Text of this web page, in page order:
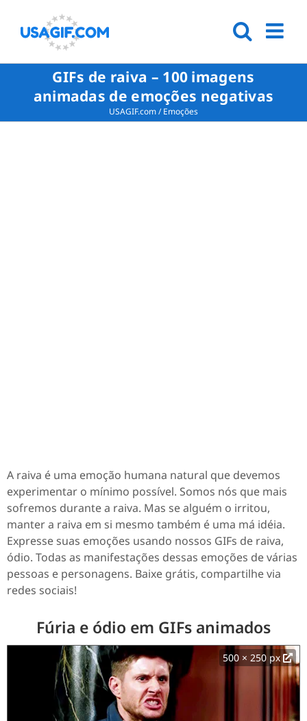
GIFs de raiva – 100 imagens
animadas de emoções negativas
USAGIF.com/Emoções
A raiva é uma emoção humana natural que devemos
experimentar o mínimo possível. Somos nós que mais
sofremos durante a raiva. Mas se alguém o irritou,
manter a raiva em si mesmo também é uma má idéia.
Expresse suas emoções usando nossos GIFs de raiva,
ódio. Todas as manifestações dessas emoções de várias
pessoas e personagens. Baixe grátis, compartilhe via
redes sociais!
Fúria e ódio em GIFs animados
500 × 250 px